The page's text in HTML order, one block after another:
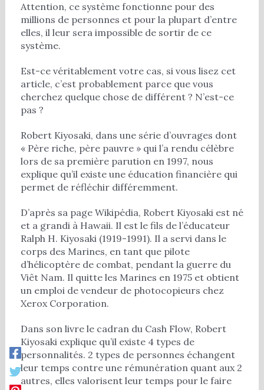
Attention, ce système fonctionne pour des
millions de personnes et pour la plupart d’entre
elles, il leur sera impossible de sortir de ce
système.
Est-ce véritablement votre cas, si vous lisez cet
article, c’est probablement parce que vous
cherchez quelque chose de différent ? N’est-ce
pas ?
Robert Kiyosaki, dans une série d’ouvrages dont
« Père riche, père pauvre » qui l’a rendu célèbre
lors de sa première parution en 1997, nous
explique qu’il existe une éducation financière qui
permet de réfléchir différemment.
D’après sa page Wikipédia, Robert Kiyosaki est né
et a grandi à Hawaii. Il est le fils de l’éducateur
Ralph H. Kiyosaki (1919-1991). Il a servi dans le
corps des Marines, en tant que pilote
d’hélicoptère de combat, pendant la guerre du
Viêt Nam. Il quitte les Marines en 1975 et obtient
un emploi de vendeur de photocopieurs chez
Xerox Corporation.
Dans son livre le cadran du Cash Flow, Robert
Kiyosaki explique qu’il existe 4 types de
personnalités. 2 types de personnes échangent
leur temps contre une rémunération quant aux 2
autres, elles valorisent leur temps pour le faire